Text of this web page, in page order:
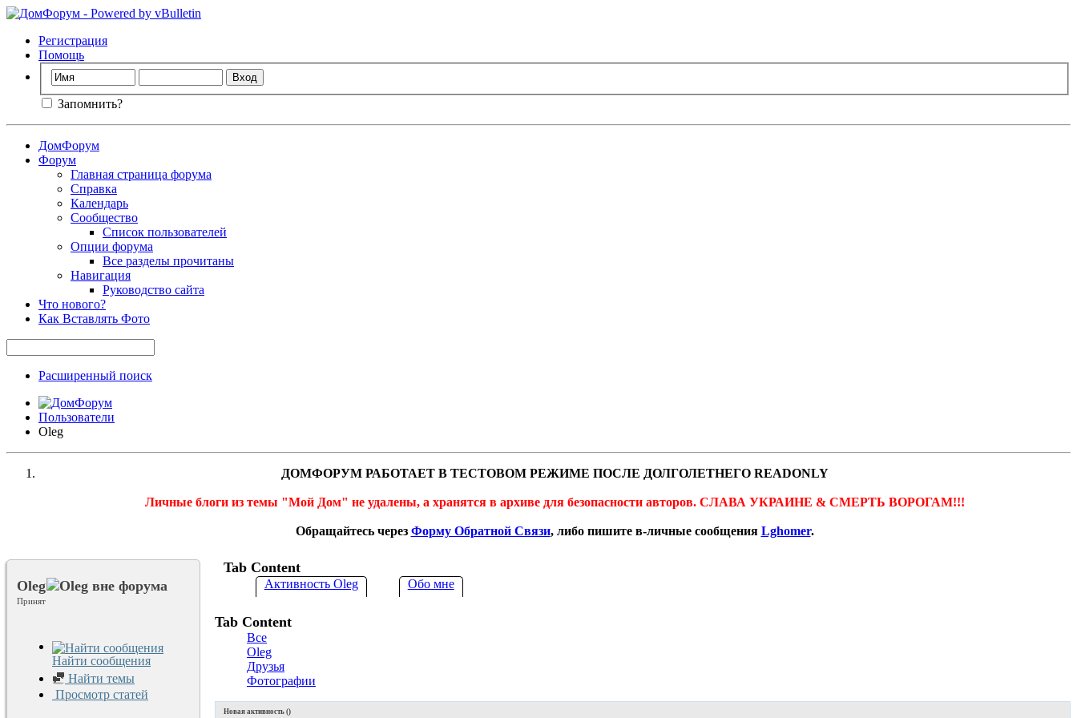
Регистрация
Помощь
Запомнить?
ДомФорум
Форум
Главная страница форума
Справка
Календарь
Сообщество
Список пользователей
Опции форума
Все разделы прочитаны
Навигация
Руководство сайта
Что нового?
Как Вставлять Фото
Расширенный поиск
Пользователи
Oleg
ДОМФОРУМ РАБОТАЕТ В ТЕСТОВОМ РЕЖИМЕ ПОСЛЕ ДОЛГОЛЕТНЕГО READONLY
Личные блоги из темы "Мой Дом" не удалены, а хранятся в архиве для безопасности авторов. СЛАВА УКРАИНЕ & СМЕРТЬ ВОРОГАМ!!!
Обращайтесь через Форму Обратной Связи, либо пишите в-личные сообщения Lghomer.
Oleg
Принят
Найти сообщения
Найти темы
Просмотр статей
Tab Content
Активность Oleg Обо мне
Tab Content
Все
Oleg
Друзья
Фотографии
Новая активность ()